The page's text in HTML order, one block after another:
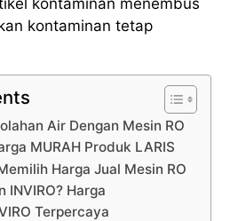
kontaminan tetap
Air Dengan Mesin RO
MURAH Produk LARIS
Harga Jual Mesin RO
INVIRO? Harga
Terpercaya